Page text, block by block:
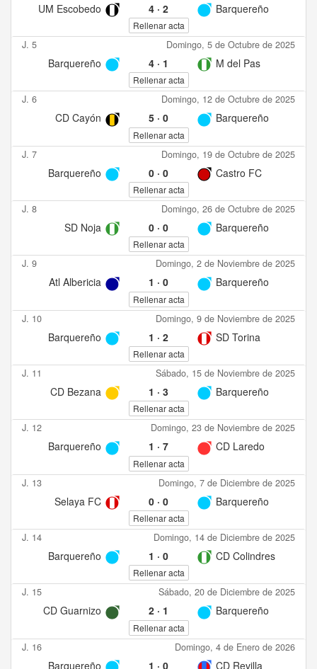
UM Escobedo 4· 2 Barquereño
Rellenar acta
J. 5 Domingo, 5 de Octubre de 2025
Barquereño 4· 1 M del Pas
Rellenar acta
J. 6 Domingo, 12 de Octubre de 2025
CD Cayón 5· 0 Barquereño
Rellenar acta
J. 7 Domingo, 19 de Octubre de 2025
Barquereño 0· 0 Castro FC
Rellenar acta
J. 8 Domingo, 26 de Octubre de 2025
SD Noja 0· 0 Barquereño
Rellenar acta
J. 9 Domingo, 2 de Noviembre de 2025
Atl Albericia 1 · 0 Barquereño
Rellenar acta
J. 10 Domingo, 9 de Noviembre de 2025
Barquereño 1 · 2 SD Torina
Rellenar acta
J. 11 Sábado, 15 de Noviembre de 2025
CD Bezana 1 · 3 Barquereño
Rellenar acta
J. 12 Domingo, 23 de Noviembre de 2025
Barquereño 1 · 7 CD Laredo
Rellenar acta
J. 13 Domingo, 7 de Diciembre de 2025
Selaya FC 0· 0 Barquereño
Rellenar acta
J. 14 Domingo, 14 de Diciembre de 2025
Barquereño 1 · 0 CD Colindres
Rellenar acta
J. 15 Sábado, 20 de Diciembre de 2025
CD Guarnizo 2· 1 Barquereño
Rellenar acta
J. 16 Domingo, 4 de Enero de 2026
Barquereño 1 · 0 CD Revilla